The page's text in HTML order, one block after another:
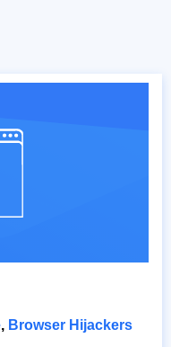
, Browser Hijackers